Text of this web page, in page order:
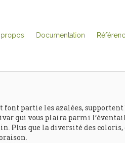
Documentation
partie les azalées,
qui vous plaira parmi
Plus que la diversité des